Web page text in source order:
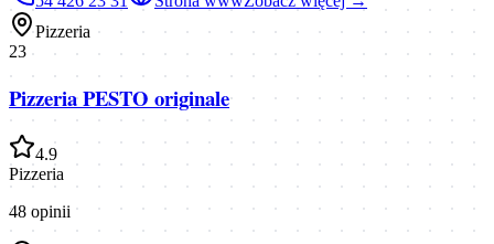
Pizzeria
23
Pizzeria PESTO originale
4.9
Pizzeria
48 opinii